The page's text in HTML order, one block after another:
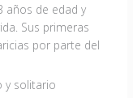
años de edad y
Sus primeras
por parte del
y solitario